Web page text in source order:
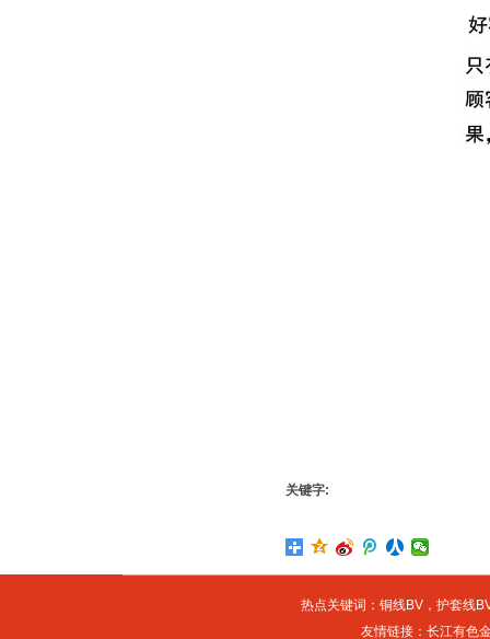
关键字:
热点关键词： 铜线BV， 护套线
友情链接： 长江有色